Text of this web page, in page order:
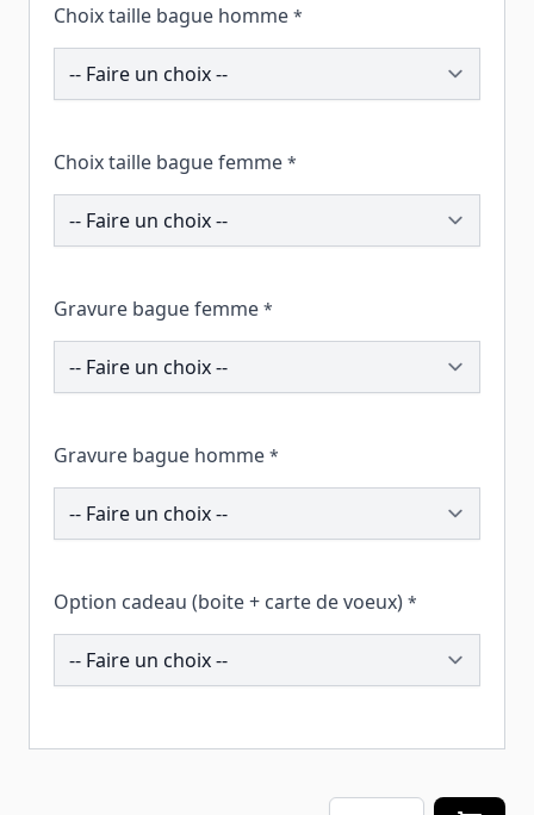
Choix taille bague homme *
200107
Choix taille bague femme *
200093
Gravure bague femme *
200079
Gravure bague homme *
200076
Option cadeau (boite + carte de voeux) *
257617
Quantité